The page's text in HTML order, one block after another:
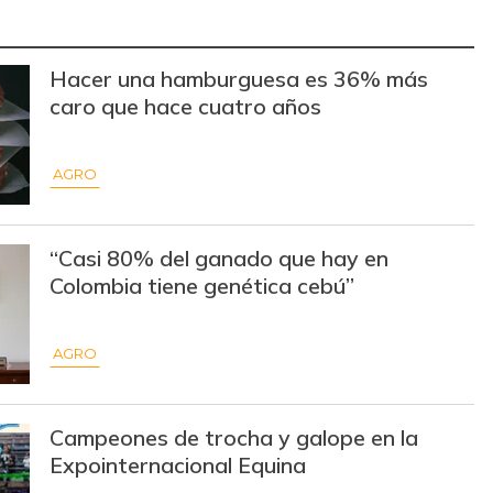
$ 3.251,67 -$ 45,00 -1,37%
$ 3.610,00 +$ 12,00
$ 1.572,00
$ 3.685,86 -$ 76,86
$ 3.974,29 -$ 20,43
Hacer una hamburguesa es 36% más
caro que hace cuatro años
AGRO
“Casi 80% del ganado que hay en
Colombia tiene genética cebú”
AGRO
Campeones de trocha y galope en la
Expointernacional Equina